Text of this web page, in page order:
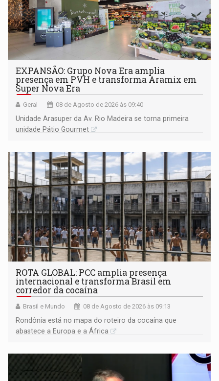
EXPANSÃO: Grupo Nova Era amplia
presença em PVH e transforma Aramix em
Super Nova Era
Geral 08 de Agosto de 2026 às 09:40
Unidade Arasuper da Av. Rio Madeira se torna primeira
unidade Pátio Gourmet
ROTA GLOBAL: PCC amplia presença
internacional e transforma Brasil em
corredor da cocaína
Brasil e Mundo 08 de Agosto de 2026 às 09:13
Rondônia está no mapa do roteiro da cocaína que
abastece a Europa e a África